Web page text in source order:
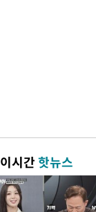
이시간핫뉴스